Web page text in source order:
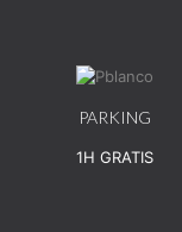
PARKING
1H GRATIS